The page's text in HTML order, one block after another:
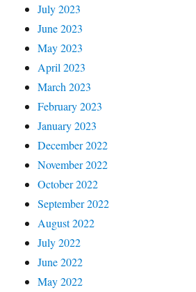
July 2023
June 2023
May 2023
April 2023
March 2023
February 2023
January 2023
December 2022
November 2022
October 2022
September 2022
August 2022
July 2022
June 2022
May 2022